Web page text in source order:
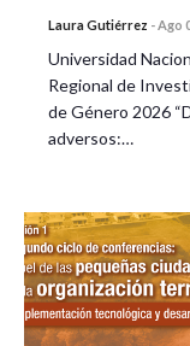
Laura Gutiérrez -Ago
Universidad
Regional de
de Género 2026
adversos:…